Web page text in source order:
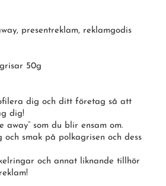
presentreklam, reklamgodis
50g
dig och ditt företag så att
dig!
away” som du blir ensam om.
och smak på polkagrisen och dess
och annat liknande tillhör